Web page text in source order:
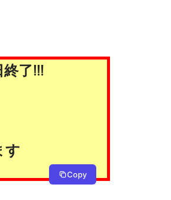
終了!!!
す
Copy